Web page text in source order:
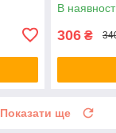
В
306 ₴
Показати ще